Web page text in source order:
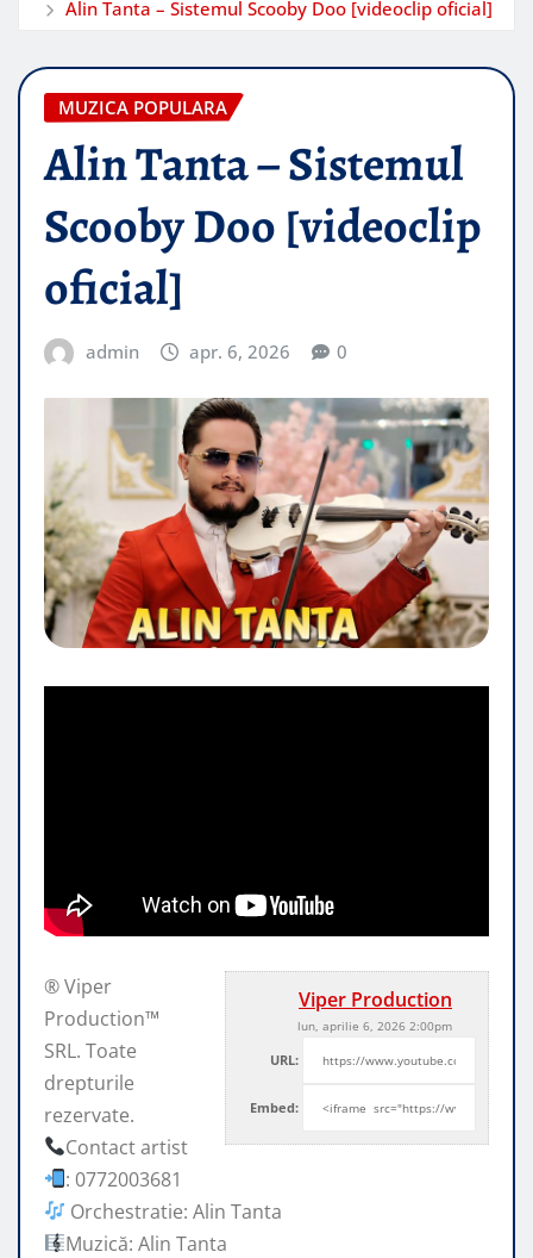
Alin Tanta – Sistemul Scooby Doo [videoclip oficial]
MUZICA POPULARA
Alin Tanta – Sistemul
Scooby Doo [videoclip
oficial]
admin apr. 6, 2026 0
Viper Production
lun, aprilie 6, 2026 2:00pm
URL:
Embed:
® Viper
Production™
SRL. Toate
drepturile
rezervate.
Contact artist
: 0772003681
Orchestratie: Alin Tanta
Muzică: Alin Tanta